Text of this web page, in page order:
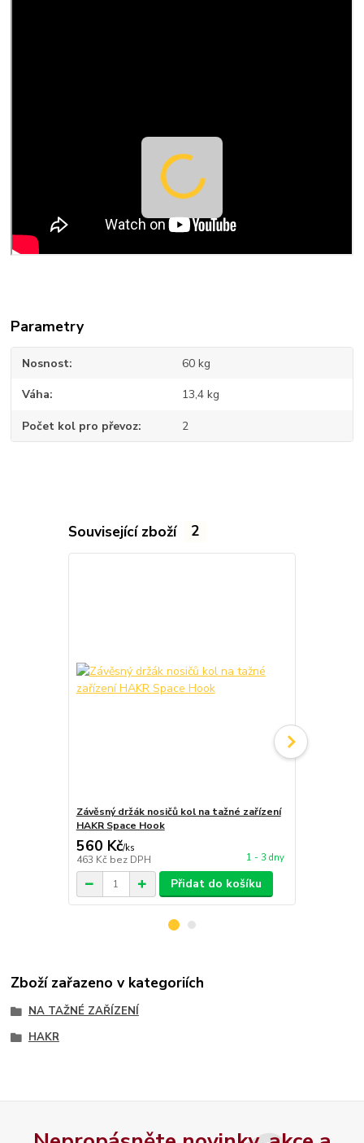
Parametry
Nosnost 60 kg
Váha 13,4 kg
Počet kol pro převoz 2
Související zboží 2
Závěsný držák nosičů kol na tažné zařízení
HAKR Space Hook
560 Kč/ks
463 Kč bez DPH 1 - 3 dny
Přidat do košíku
Zboží zařazeno v kategoriích
NA TAŽNÉ ZAŘÍZENÍ
HAKR